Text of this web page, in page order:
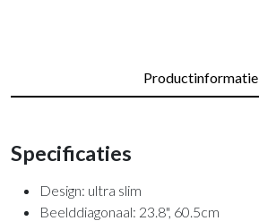
Productinformatie
Specificaties
Design: ultra slim
Beelddiagonaal: 23.8", 60.5cm